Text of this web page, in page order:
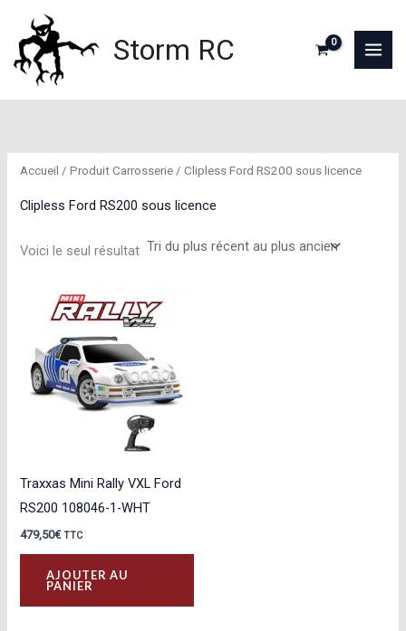
contenu
Storm RC
Accueil / Produit Carrosserie / Clipless Ford RS200 sous licence
Clipless Ford RS200 sous licence
Voici le seul résultat
Traxxas Mini Rally VXL Ford
RS200 108046-1-WHT
479,50€ TTC
AJOUTER AU
PANIER